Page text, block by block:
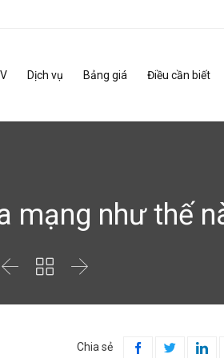
Dịch vụ Bảng giá Điều cần biết
mạng như thế
  
Chia sẻ   